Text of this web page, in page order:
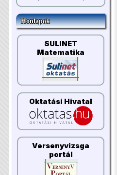
Honlapok
SULINET
Matematika
Oktatási Hivatal
Versenyvizsga
portál